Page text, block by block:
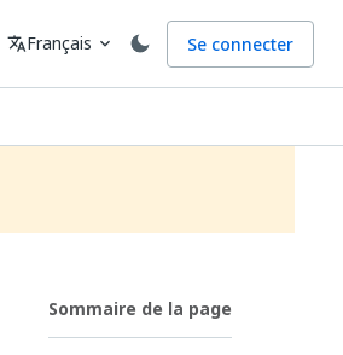
Langue
translateFrançais expand_more Se connecter
Sommaire de la page